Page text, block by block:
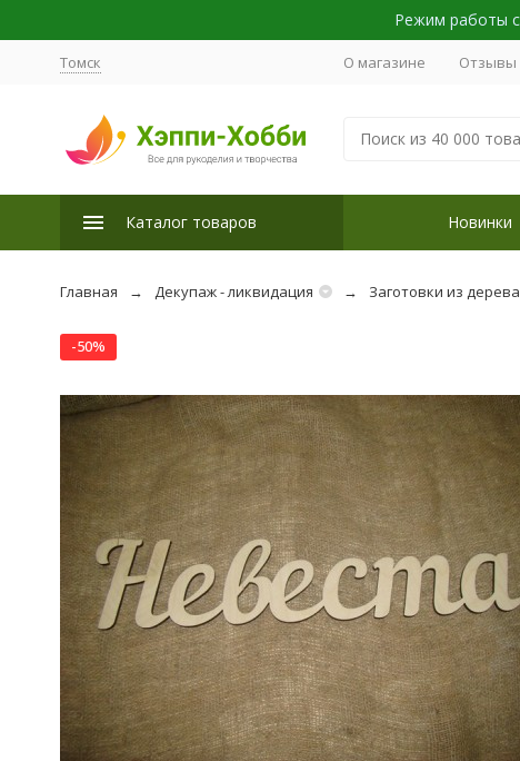
Режим работы
Томск О магазине Отзывы
Каталог товаров Новинки
Главная Декупаж - ликвидация Заготовки из
-50%